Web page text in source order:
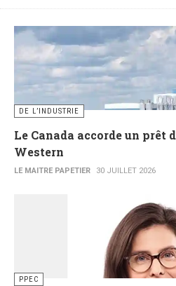
DE L’INDUSTRIE
Le Canada accorde un prêt
Western
LE MAITRE PAPETIER 30 JUILLET 2026
PPEC